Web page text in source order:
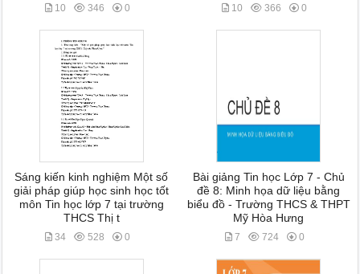
10 346 0 10 366 0
Sáng kiến kinh nghiệm Một số
giải pháp giúp học sinh học tốt
môn Tin học lớp 7 tại trường
THCS Thị t
34 528 0
Bài giảng Tin học Lớp 7 - Chủ
đề 8: Minh họa dữ liệu bằng
biểu đồ - Trường THCS & THPT
Mỹ Hòa Hưng
7 724 0